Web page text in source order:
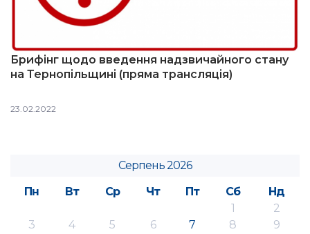
Брифінг щодо введення надзвичайного стану
на Тернопільщині (пряма трансляція)
23.02.2022
Серпень 2026
Пн
Вт Ср Чт Пт Сб
Нд
1
2
3
4 5 6 7 8
9